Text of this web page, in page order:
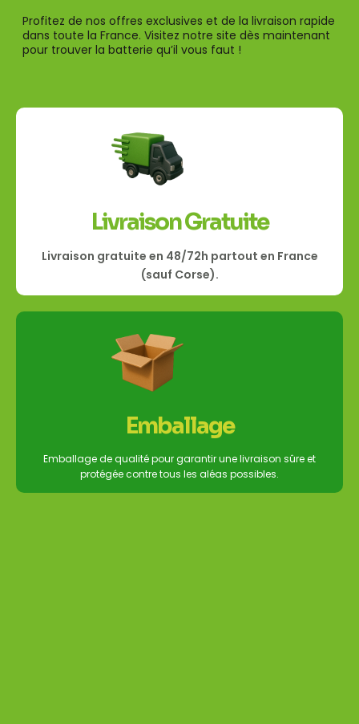
Profitez de nos offres exclusives et de la livraison rapide
dans toute la France. Visitez notre site dès maintenant
pour trouver la batterie qu’il vous faut !
Livraison Gratuite
Livraison gratuite en 48/72h partout en France
(sauf Corse).
Emballage
Emballage de qualité pour garantir une livraison sûre et
protégée contre tous les aléas possibles.